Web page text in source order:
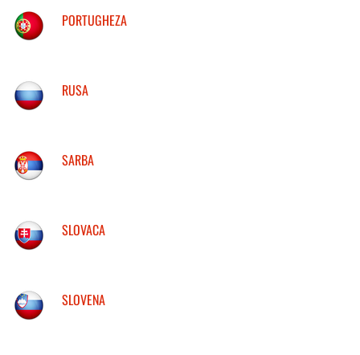
PORTUGHEZA
RUSA
SARBA
SLOVACA
SLOVENA